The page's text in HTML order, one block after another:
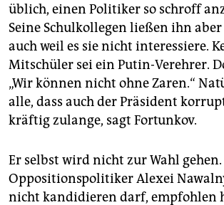
üblich, einen Politiker so schroff
Seine Schulkollegen ließen ihn
auch weil es sie nicht interessiere.
Mitschüler sei ein Putin-Verehrer.
„Wir können nicht ohne Zaren.“
alle, dass auch der Präsident
kräftig zulange, sagt Fortunkov.
Er selbst wird nicht zur Wahl gehen.
Oppositionspolitiker Alexei
nicht kandidieren darf, empfohlen